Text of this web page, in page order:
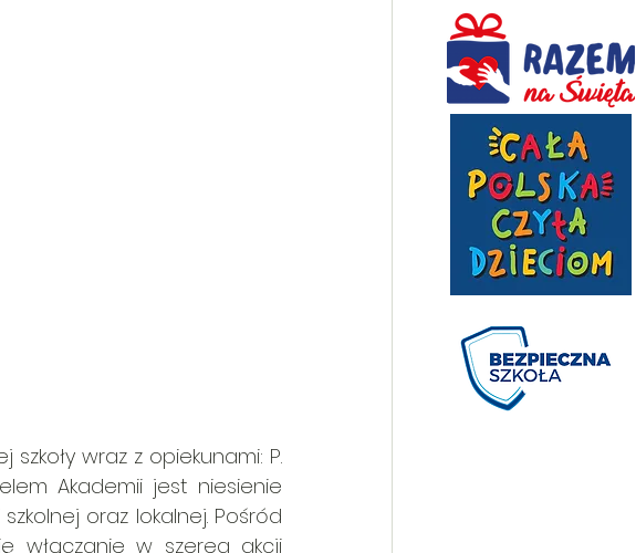
wraz z opiekunami: P.
Akademii jest niesienie
oraz lokalnej. Pośród
włączanie w szereg akcji